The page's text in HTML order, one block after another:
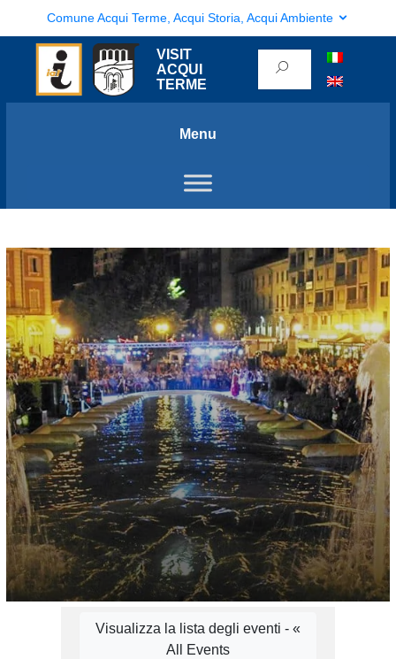
Comune Acqui Terme, Acqui Storia, Acqui Ambiente
VISIT
ACQUI
TERME
Menu
Visualizza la lista degli eventi - «
All Events